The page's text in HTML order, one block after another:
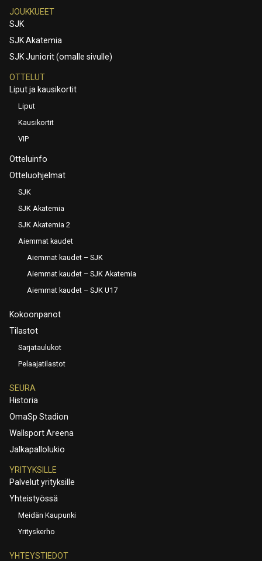
JOUKKUEET
SJK
SJK Akatemia
SJK Juniorit (omalle sivulle)
OTTELUT
Liput ja kausikortit
Liput
Kausikortit
VIP
Otteluinfo
Otteluohjelmat
SJK
SJK Akatemia
SJK Akatemia 2
Aiemmat kaudet
Aiemmat kaudet – SJK
Aiemmat kaudet – SJK Akatemia
Aiemmat kaudet – SJK U17
Kokoonpanot
Tilastot
Sarjataulukot
Pelaajatilastot
SEURA
Historia
OmaSp Stadion
Wallsport Areena
Jalkapallolukio
YRITYKSILLE
Palvelut yrityksille
Yhteistyössä
Meidän Kaupunki
Yrityskerho
YHTEYSTIEDOT